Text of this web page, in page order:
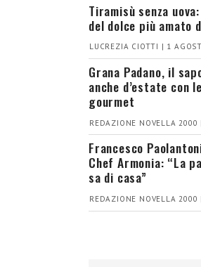
Tiramisù senza
del dolce più amato
LUCREZIA CIOTTI | 1
Grana Padano, il
anche d’estate con
gourmet
REDAZIONE NOVELLA
Francesco
Chef Armonia: “La
sa di casa”
REDAZIONE NOVELLA